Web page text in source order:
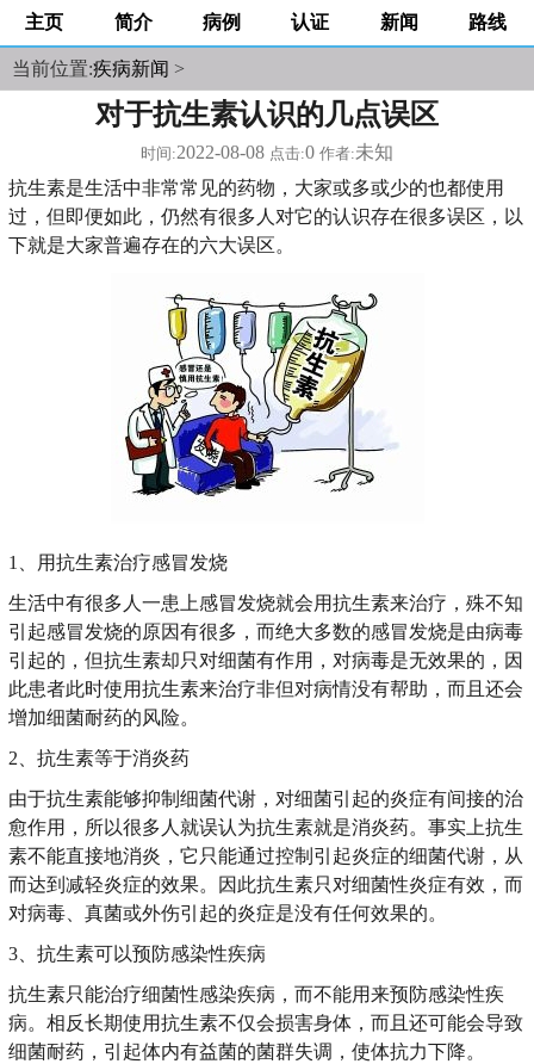
主页 简介 病例 认证 新闻 路线
当前位置:疾病新闻 >
对于抗生素认识的几点误区
时间:2022-08-08 点击:0 作者:未知
抗生素是生活中非常常见的药物，大家或多或少的也都使用
过，但即便如此，仍然有很多人对它的认识存在很多误区，以
下就是大家普遍存在的六大误区。
1、用抗生素治疗感冒发烧
生活中有很多人一患上感冒发烧就会用抗生素来治疗，殊不知
引起感冒发烧的原因有很多，而绝大多数的感冒发烧是由病毒
引起的，但抗生素却只对细菌有作用，对病毒是无效果的，因
此患者此时使用抗生素来治疗非但对病情没有帮助，而且还会
增加细菌耐药的风险。
2、抗生素等于消炎药
由于抗生素能够抑制细菌代谢，对细菌引起的炎症有间接的治
愈作用，所以很多人就误认为抗生素就是消炎药。事实上抗生
素不能直接地消炎，它只能通过控制引起炎症的细菌代谢，从
而达到减轻炎症的效果。因此抗生素只对细菌性炎症有效，而
对病毒、真菌或外伤引起的炎症是没有任何效果的。
3、抗生素可以预防感染性疾病
抗生素只能治疗细菌性感染疾病，而不能用来预防感染性疾
病。相反长期使用抗生素不仅会损害身体，而且还可能会导致
细菌耐药，引起体内有益菌的菌群失调，使体抗力下降。